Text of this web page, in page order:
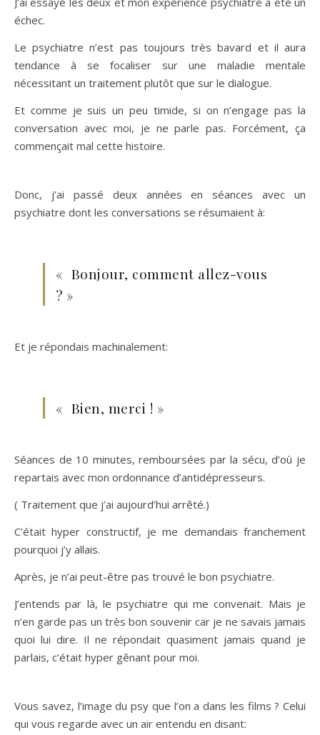
échec.
Le psychiatre n’est pas toujours très bavard et il aura
tendance à se focaliser sur une maladie mentale
nécessitant un traitement plutôt que sur le dialogue.
Et comme je suis un peu timide, si on n’engage pas la
conversation avec moi, je ne parle pas. Forcément, ça
commençait mal cette histoire.
Donc, j’ai passé deux années en séances avec un
psychiatre dont les conversations se résumaient à:
« Bonjour, comment allez-vous
? »
Et je répondais machinalement:
« Bien, merci ! »
Séances de 10 minutes, remboursées par la sécu, d’où je
repartais avec mon ordonnance d’antidépresseurs.
( Traitement que j’ai aujourd’hui arrêté.)
C’était hyper constructif, je me demandais franchement
pourquoi j’y allais.
Après, je n’ai peut-être pas trouvé le bon psychiatre.
J’entends par là, le psychiatre qui me convenait. Mais je
n’en garde pas un très bon souvenir car je ne savais jamais
quoi lui dire. Il ne répondait quasiment jamais quand je
parlais, c’était hyper gênant pour moi.
Vous savez, l’image du psy que l’on a dans les films ? Celui
qui vous regarde avec un air entendu en disant: